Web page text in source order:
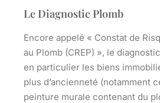
Le Diagnostic Plomb
Encore appelé « Constat de
au Plomb (CREP) », le
en particulier les biens
plus d’ancienneté (notamment
peinture murale contenant du